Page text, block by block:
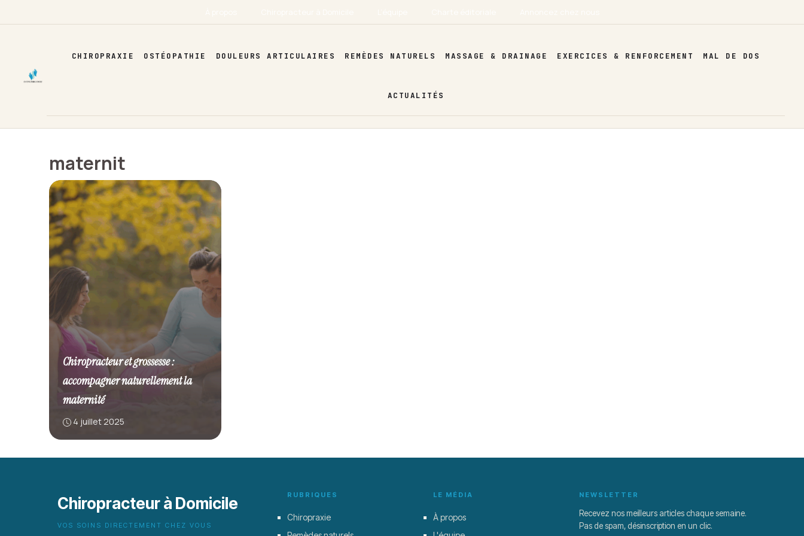
au
CHIROPRAXIE OSTÉOPATHIE DOULEURS ARTICULAIRES REMÈDES NATURELS MASSAGE & DRAINAGE EXERCICES & RENFORCEMENT MAL DE DOS
ACTUALITÉS
maternit
Chiropracteur et grossesse :
accompagner naturellement la
maternité
4 juillet 2025
Chiropracteur à Domicile
VOS SOINS DIRECTEMENT CHEZ VOUS
RUBRIQUES
Chiropraxie
LE MÉDIA
À propos
NEWSLETTER
Recevez nos meilleurs articles chaque semaine.
Pas de spam, désinscription en un clic.